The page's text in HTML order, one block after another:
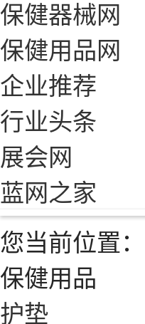
保健器械网
保健用品网
企业推荐
行业头条
展会网
蓝网之家
您当前位置：
保健用品
护垫